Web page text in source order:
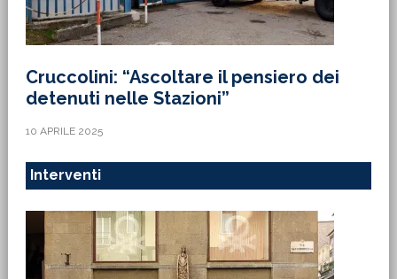
Cruccolini: “Ascoltare il pensiero dei
detenuti nelle Stazioni”
10 APRILE 2025
Interventi